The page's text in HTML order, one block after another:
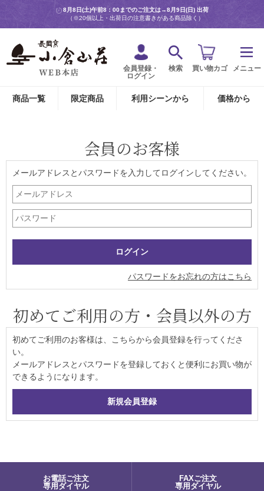
8月8日(土)午前8：00までのご注文は→8月9日(日) 出荷
（※20個以上・出荷日の注意書きがある商品除く）
会員登録・
ログイン
検索 買い物カゴ メニュー
商品一覧 限定商品 利用シーンから 価格から
会員のお客様
メールアドレスとパスワードを入力してログインしてください。
パスワードをお忘れの方はこちら
初めてご利用の方・会員以外の方
初めてご利用のお客様は、こちらから会員登録を行ってくださ
い。
メールアドレスとパスワードを登録しておくと便利にお買い物が
できるようになります。
お電話ご注文
専用ダイヤル
FAXご注文
専用ダイヤル